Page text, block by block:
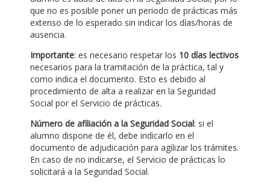
que no es posible poner un periodo de prácticas más
extenso de lo esperado sin indicar los días/horas de
ausencia.
Importante: es necesario respetar los 10 días lectivos
necesarios para la tramitación de la práctica, tal y
como indica el documento. Esto es debido al
procedimiento de alta a realizar en la Seguridad
Social por el Servicio de prácticas.
Número de afiliación a la Seguridad Social: si el
alumno dispone de él, debe indicarlo en el
documento de adjudicación para agilizar los trámites.
En caso de no indicarse, el Servicio de prácticas lo
solicitará a la Seguridad Social.